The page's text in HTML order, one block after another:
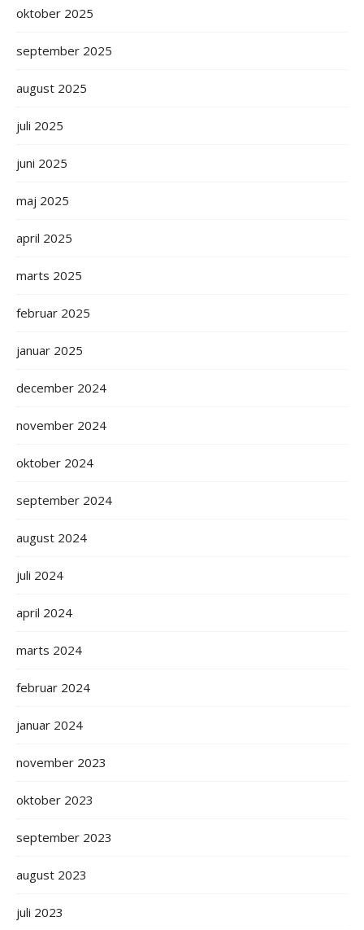
oktober 2025
september 2025
august 2025
juli 2025
juni 2025
maj 2025
april 2025
marts 2025
februar 2025
januar 2025
december 2024
november 2024
oktober 2024
september 2024
august 2024
juli 2024
april 2024
marts 2024
februar 2024
januar 2024
november 2023
oktober 2023
september 2023
august 2023
juli 2023